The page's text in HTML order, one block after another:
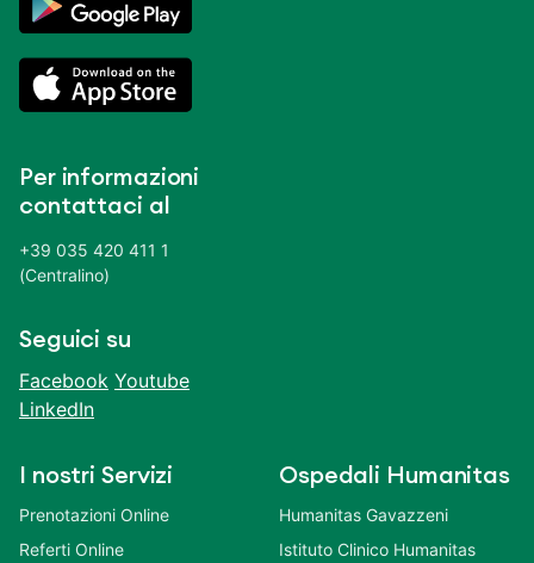
Per informazioni
contattaci al
+39 035 420 411 1
(Centralino)
Seguici su
Facebook Youtube
LinkedIn
I nostri Servizi
Prenotazioni Online
Referti Online
Ospedali Humanitas
Humanitas Gavazzeni
Istituto Clinico Humanitas